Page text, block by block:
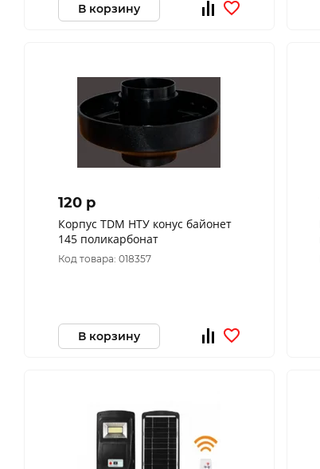
В корзину
120 p
Корпус TDM НТУ конус байонет
145 поликарбонат
Код товара: 018357
В корзину